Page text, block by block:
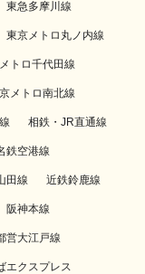
東急多摩川線
東京メトロ丸ノ内線
トロ千代田線
メトロ南北線
相鉄・JR直通線
鉄空港線
田線 近鉄鈴鹿線
阪神本線
営大江戸線
エクスプレス